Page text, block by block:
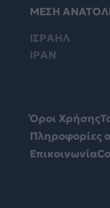
ΜΕΣΗ
ΙΣΡΑΗΛ
ΙΡΑΝ
Όροι Χρήσης
Πληροφορίες
Επικοινωνία